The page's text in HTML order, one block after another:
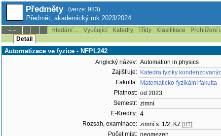
Předměty (verze: 983)
Předmět, akademický rok 2023/2024
--:-- Hledání ... Vyučující Katedry Třídy Klasifikace
Prohlížení
Detail
Automatizace ve fyzice - NFPL242
Anglický název: Automation in physics
Zajišťuje: Katedra fyziky
Fakulta: Matematicko-fyzikální fakulta
Platnost: od 2023
Semestr: zimní
E-Kredity: 4
Rozsah, examinace: zimní s.:1/2, KZ [HT]
Počet míst: neomezen